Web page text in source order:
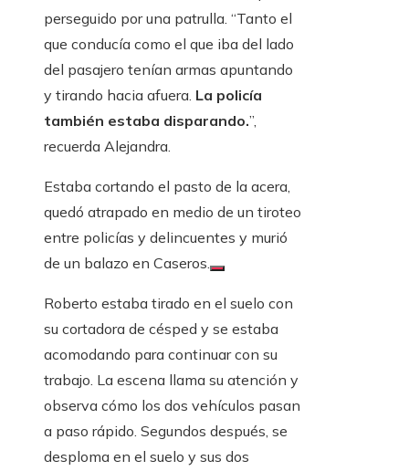
perseguido por una patrulla. “Tanto el
que conducía como el que iba del lado
del pasajero tenían armas apuntando
y tirando hacia afuera. La policía
también estaba disparando.”,
recuerda Alejandra.
Estaba cortando el pasto de la acera,
quedó atrapado en medio de un tiroteo
entre policías y delincuentes y murió
de un balazo en Caseros.
Roberto estaba tirado en el suelo con
su cortadora de césped y se estaba
acomodando para continuar con su
trabajo. La escena llama su atención y
observa cómo los dos vehículos pasan
a paso rápido. Segundos después, se
desploma en el suelo y sus dos